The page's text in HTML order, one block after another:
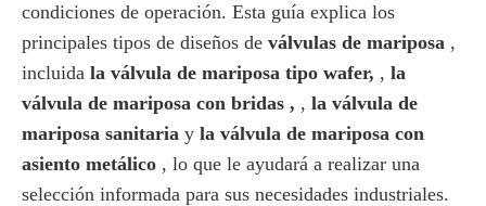
condiciones de operación. Esta guía explica los
principales tipos de diseños de válvulas de mariposa ,
incluida la válvula de mariposa tipo wafer, , la
válvula de mariposa con bridas , , la válvula de
mariposa sanitaria y la válvula de mariposa con
asiento metálico , lo que le ayudará a realizar una
selección informada para sus necesidades industriales.